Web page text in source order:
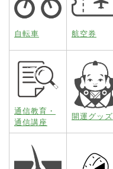
自転車 航空券
通信教育・
通信講座
開運グッズ